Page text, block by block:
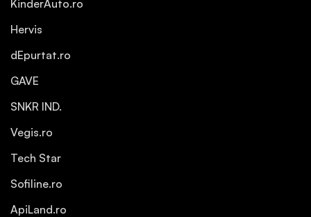
KinderAuto.ro
Hervis
dEpurtat.ro
GAVE
SNKR IND.
Vegis.ro
Tech Star
Sofiline.ro
ApiLand.ro